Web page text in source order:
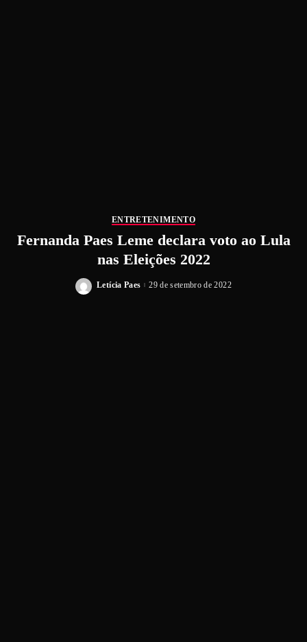
ENTRETENIMENTO
Fernanda Paes Leme declara voto ao Lula
nas Eleições 2022
Letícia Paes 29 de setembro de 2022